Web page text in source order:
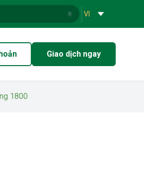
VI
Giao dịch ngay
1800